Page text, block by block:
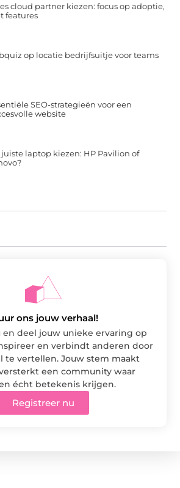
cloud partner kiezen: focus op adoptie,
features
op locatie bedrijfsuitje voor teams
SEO-strategieën voor een
website
juiste laptop kiezen: HP Pavilion of
ons jouw verhaal!
en deel jouw unieke ervaring op
en verbindt anderen door
te vertellen. Jouw stem maakt
een community waar
écht betekenis krijgen.
Registreer nu